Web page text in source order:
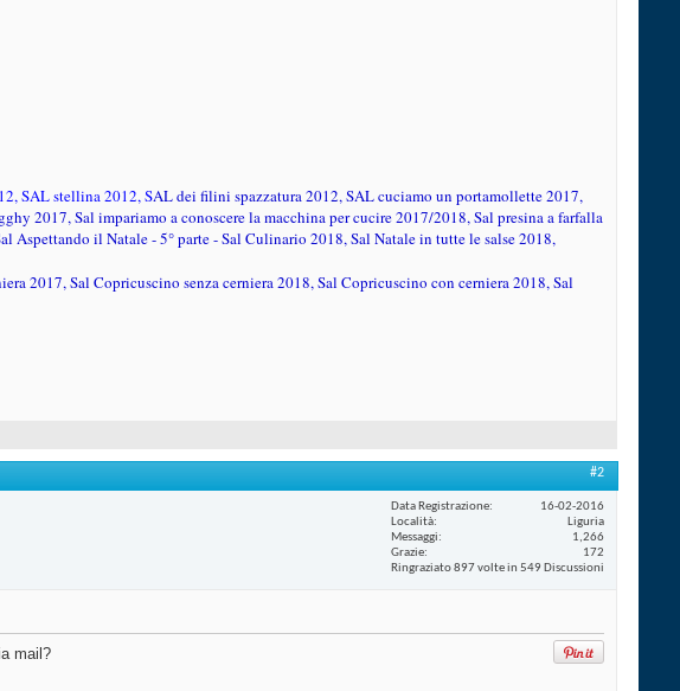
SAL stellina 2012, SAL dei filini spazzatura 2012, SAL cuciamo un portamollette 2017,
2017, Sal impariamo a conoscere la macchina per cucire 2017/2018, Sal presina a farfalla
Aspettando il Natale - 5° parte - Sal Culinario 2018, Sal Natale in tutte le salse 2018,
2017, Sal Copricuscino senza cerniera 2018, Sal Copricuscino con cerniera 2018, Sal
#2
Data Registrazione
16-02-2016
Località
Liguria
Messaggi
1,266
Grazie
172
Ringraziato 897 volte in 549 Discussioni
mail?